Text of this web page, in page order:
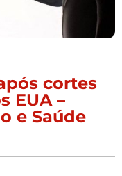
cortes
EUA –
e Saúde